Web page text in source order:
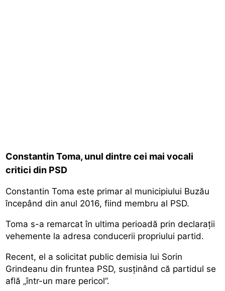
Constantin Toma, unul dintre cei mai vocali
critici din PSD
Constantin Toma este primar al municipiului Buzău
începând din anul 2016, fiind membru al PSD.
Toma s-a remarcat în ultima perioadă prin declarații
vehemente la adresa conducerii propriului partid.
Recent, el a solicitat public demisia lui Sorin
Grindeanu din fruntea PSD, susținând că partidul se
află „într-un mare pericol”.